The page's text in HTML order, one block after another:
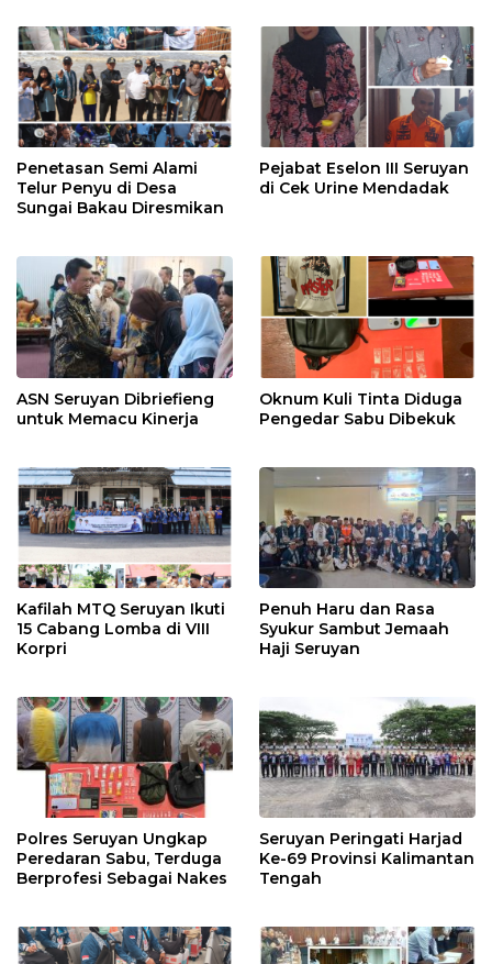
Penetasan Semi Alami
Telur Penyu di Desa
Sungai Bakau Diresmikan
Pejabat Eselon III Seruyan
di Cek Urine Mendadak
ASN Seruyan Dibriefieng
untuk Memacu Kinerja
Oknum Kuli Tinta Diduga
Pengedar Sabu Dibekuk
Kafilah MTQ Seruyan Ikuti
15 Cabang Lomba di VIII
Korpri
Penuh Haru dan Rasa
Syukur Sambut Jemaah
Haji Seruyan
Polres Seruyan Ungkap
Peredaran Sabu, Terduga
Berprofesi Sebagai Nakes
Seruyan Peringati Harjad
Ke-69 Provinsi Kalimantan
Tengah